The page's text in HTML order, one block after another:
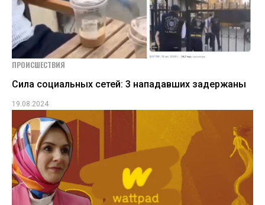
ПРОИСШЕСТВИЯ
Сила социальных сетей: 3 нападавших задержаны
19.08.2024